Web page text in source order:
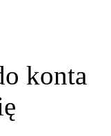
konta